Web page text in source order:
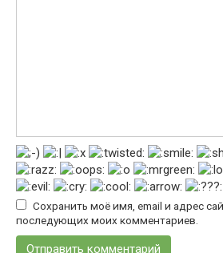
Сохранить моё имя, email и адрес
последующих моих комментариев.